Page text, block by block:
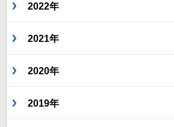
2022年
2021年
2020年
2019年